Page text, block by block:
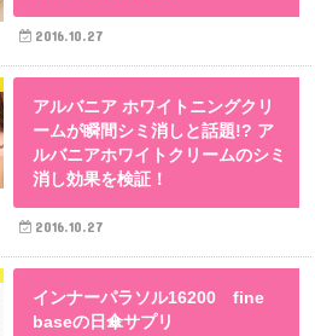
2016.10.27
アルバニア ホワイトニングクリ
ームが瞬間シミ消しと話題!? ア
ルバニアホワイトクリームのシミ
消し効果を検証！
2016.10.27
インナーパラソル16200 fine
baseの日傘サプリ